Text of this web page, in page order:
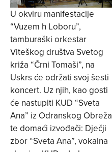
U okviru manifestacije
“Vuzem h Loboru”,
tamburaški orkestar
Viteškog društva Svetog
križa “Črni Tomaši”, na
Uskrs će održati svoj šesti
koncert. Uz njih, kao gosti
će nastupiti KUD “Sveta
Ana” iz Odranskog Obreža
te domaći izvođači: Dječji
zbor “Sveta Ana”, vokalna